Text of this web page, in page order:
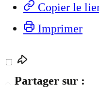
Copier le
Imprimer
Partager sur :